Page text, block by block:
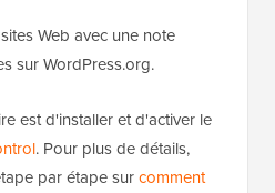
Web avec une note
sur WordPress.org.
est d'installer et d'activer le
. Pour plus de détails,
par étape surcomment